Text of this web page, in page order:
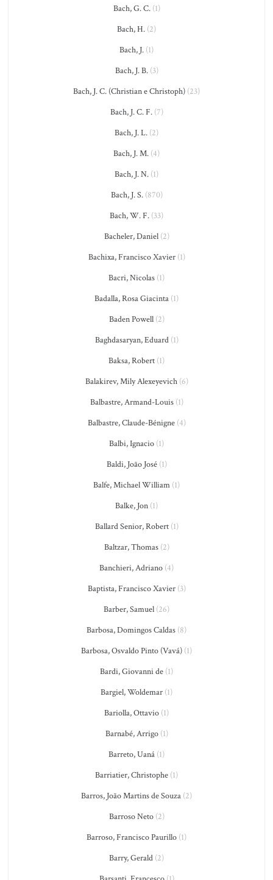
Bach, G. C.(1)
Bach, H. (2)
Bach, J. (1)
Bach, J. B.(3)
Bach, J. C. (Christian e Christoph) (23)
Bach, J. C. F.(7)
Bach, J. L. (2)
Bach, J. M. (4)
Bach, J. N. (1)
Bach, J. S.(870)
Bach, W. F. (33)
Bacheler, Daniel(2)
Bachixa, Francisco Xavier(1)
Bacri, Nicolas (1)
Badalla, Rosa Giacinta (1)
Baden Powell(2)
Baghdasaryan, Eduard(1)
Baksa, Robert (1)
Balakirev, Mily Alexeyevich(6)
Balbastre, Armand-Louis(1)
Balbastre, Claude-Bénigne(4)
Balbi, Ignacio (1)
Baldi, João José(1)
Balfe, Michael William (1)
Balke, Jon (1)
Ballard Senior, Robert(1)
Baltzar, Thomas(2)
Banchieri, Adriano (4)
Baptista, Francisco Xavier(3)
Barber, Samuel (26)
Barbosa, Domingos Caldas (8)
Barbosa, Osvaldo Pinto (Vavá) (1)
Bardi, Giovanni de (1)
Bargiel, Woldemar (1)
Bariolla, Ottavio (1)
Barnabé, Arrigo(1)
Barreto, Uaná (1)
Barriatier, Christophe (1)
Barros, João Martins de Souza (2)
Barroso Neto(2)
Barroso, Francisco Paurillo (1)
Barry, Gerald (2)